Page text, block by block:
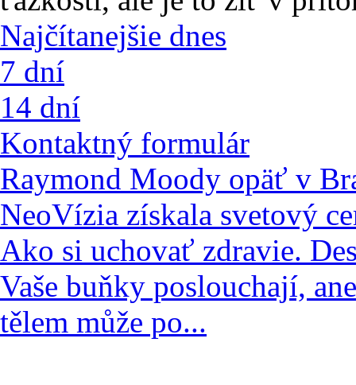
Najčítanejšie dnes
7 dní
14 dní
Kontaktný formulár
Raymond Moody opäť v
NeoVízia získala svetový
Ako si uchovať zdravie.
Vaše buňky poslouchají,
tělem může po...